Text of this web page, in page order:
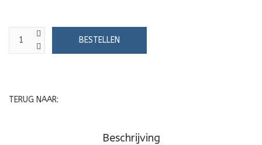
TERUG NAAR:
Beschrijving